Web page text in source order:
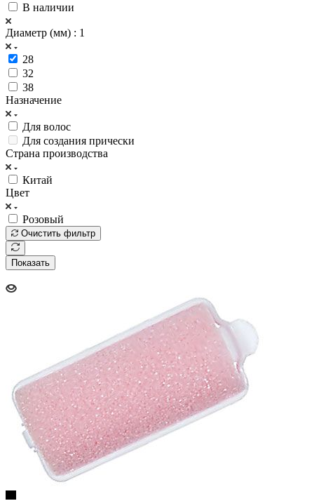
В наличии
Диаметр (мм) : 1
28
32
38
Назначение
Для волос
Для создания прически
Страна производства
Китай
Цвет
Розовый
Очистить фильтр
Показать